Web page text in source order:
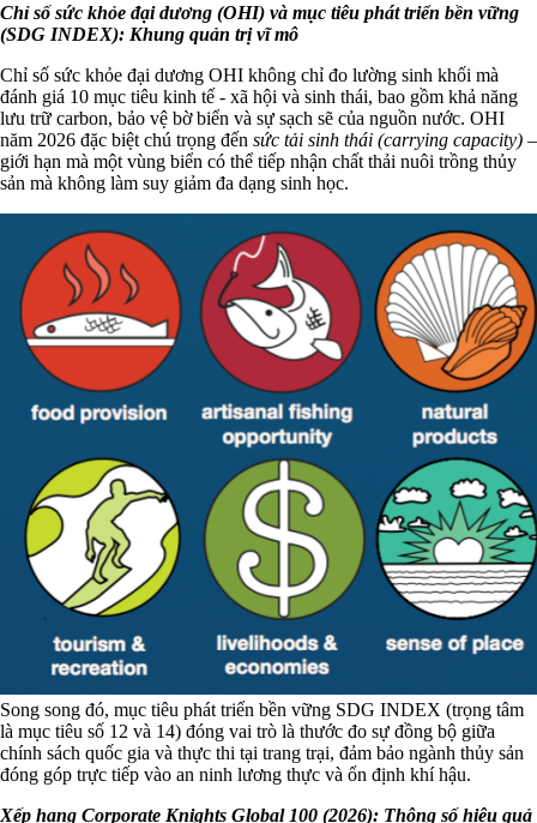
Chỉ số sức khỏe đại dương (OHI) và mục tiêu phát triển bền vững
(SDG INDEX): Khung quản trị vĩ mô
Chỉ số sức khỏe đại dương OHI không chỉ đo lường sinh khối mà
đánh giá 10 mục tiêu kinh tế - xã hội và sinh thái, bao gồm khả năng
lưu trữ carbon, bảo vệ bờ biển và sự sạch sẽ của nguồn nước. OHI
năm 2026 đặc biệt chú trọng đến sức tải sinh thái (carrying capacity) –
giới hạn mà một vùng biển có thể tiếp nhận chất thải nuôi trồng thủy
sản mà không làm suy giảm đa dạng sinh học.
Song song đó, mục tiêu phát triển bền vững SDG INDEX (trọng tâm
là mục tiêu số 12 và 14) đóng vai trò là thước đo sự đồng bộ giữa
chính sách quốc gia và thực thi tại trang trại, đảm bảo ngành thủy sản
đóng góp trực tiếp vào an ninh lương thực và ổn định khí hậu.
Xếp hạng Corporate Knights Global 100 (2026): Thông số hiệu quả